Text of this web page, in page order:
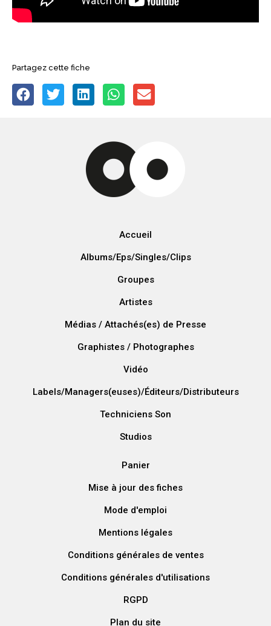
Partagez cette fiche
Accueil
Albums/Eps/Singles/Clips
Groupes
Artistes
Médias / Attachés(es) de Presse
Graphistes / Photographes
Vidéo
Labels/Managers(euses)/Éditeurs/Distributeurs
Techniciens Son
Studios
Panier
Mise à jour des fiches
Mode d'emploi
Mentions légales
Conditions générales de ventes
Conditions générales d'utilisations
RGPD
Plan du site